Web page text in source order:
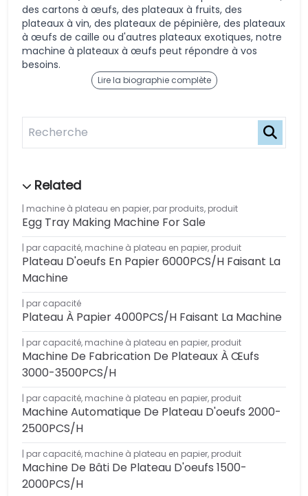
des cartons à œufs, des plateaux à fruits, des
plateaux à vin, des plateaux de pépinière, des plateaux
à œufs de caille ou d'autres plateaux exotiques, notre
machine à plateaux à œufs peut répondre à vos
besoins.
Lire la biographie complète
machine à plateau en papier, par produits, produit
Egg Tray Making Machine For Sale
par capacité, machine à plateau en papier, produit
Plateau D'oeufs En Papier 6000PCS/H Faisant La
Machine
par capacité
Plateau À Papier 4000PCS/H Faisant La Machine
par capacité, machine à plateau en papier, produit
Machine De Fabrication De Plateaux À Œufs
3000-3500PCS/H
par capacité, machine à plateau en papier, produit
Machine Automatique De Plateau D'oeufs 2000-
2500PCS/H
par capacité, machine à plateau en papier, produit
Machine De Bâti De Plateau D'oeufs 1500-
2000PCS/H